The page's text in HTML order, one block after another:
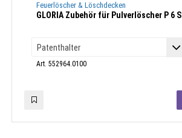
Feuerlöscher & Löschdecken
GLORIA Zubehör für Pulverlöscher P 6 S
Art. 552964.0100